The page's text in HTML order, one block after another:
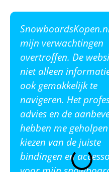
mijn verwachtingen
overtroffen. De
niet alleen
ook gemakkelijk te
navigeren. Het
advies en de
hebben me
kiezen van de juiste
bindingen en